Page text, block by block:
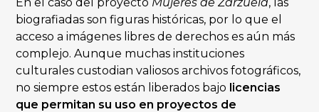
biografiadas son figuras históricas, por lo que el
acceso a imágenes libres de derechos es aún más
complejo. Aunque muchas instituciones
culturales custodian valiosos archivos fotográficos,
no siempre estos están liberados bajo licencias
que permitan su uso en proyectos de